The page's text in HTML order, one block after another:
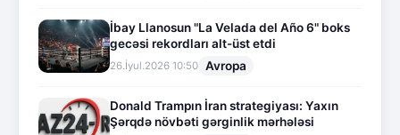
İbay Llanosun "La Velada del Año 6" boks
gecəsi rekordları alt-üst etdi
26.İyul.2026 10:50 Avropa
Donald Trampın İran strategiyası: Yaxın
Şərqdə növbəti gərginlik mərhələsi